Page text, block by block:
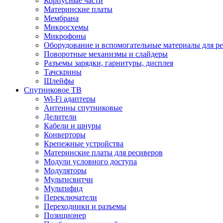
Материнские платы
Мембрана
Микросхемы
Микрофоны
Оборудование и вспомогательные материалы для
Поворотные механизмы и слайдеры
Разъемы зарядки, гарнитуры, дисплея
Тачскрины
Шлейфы
Спутниковое ТВ
Wi-Fi адаптеры
Антенны спутниковые
Делители
Кабели и шнуры
Конверторы
Крепежные устройства
Материнские платы для ресиверов
Модули условного доступа
Модуляторы
Мультисвитчи
Мультифид
Переключатели
Переходники и разъемы
Позиционер